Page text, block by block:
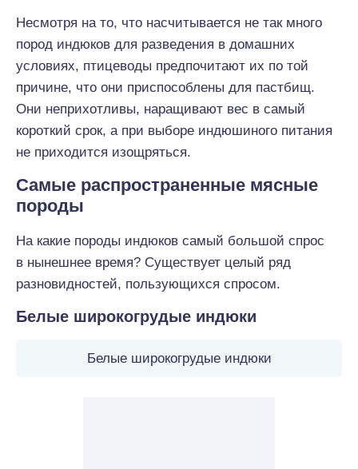
Несмотря на то, что насчитывается не так много
пород индюков для разведения в домашних
условиях, птицеводы предпочитают их по той
причине, что они приспособлены для пастбищ.
Они неприхотливы, наращивают вес в самый
короткий срок, а при выборе индюшиного питания
не приходится изощряться.
Самые распространенные мясные
породы
На какие породы индюков самый большой спрос
в нынешнее время? Существует целый ряд
разновидностей, пользующихся спросом.
Белые широкогрудые индюки
Белые широкогрудые индюки